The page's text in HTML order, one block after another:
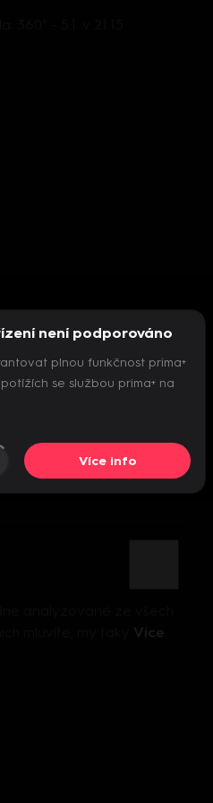
přehrávač
Více
není podporováno
plnou funkčnost prima+
se službou prima+ na
Více info